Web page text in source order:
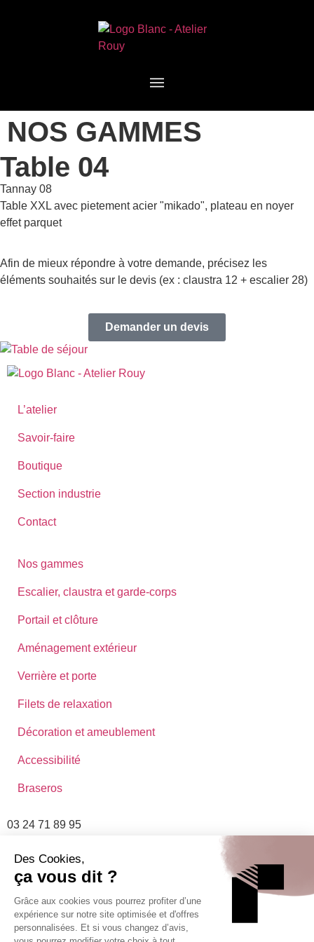
NOS GAMMES
Table 04
Tannay 08
Table XXL avec pietement acier "mikado", plateau en noyer
effet parquet
Afin de mieux répondre à votre demande, précisez les
éléments souhaités sur le devis (ex : claustra 12 + escalier 28)
Demander un devis
L’atelier
Savoir-faire
Boutique
Section industrie
Contact
Nos gammes
Escalier, claustra et garde-corps
Portail et clôture
Aménagement extérieur
Verrière et porte
Filets de relaxation
Décoration et ameublement
Accessibilité
Braseros
03 24 71 89 95
12 RUE HENRI ROUYER 08400 BLAISE, VOUZIERS